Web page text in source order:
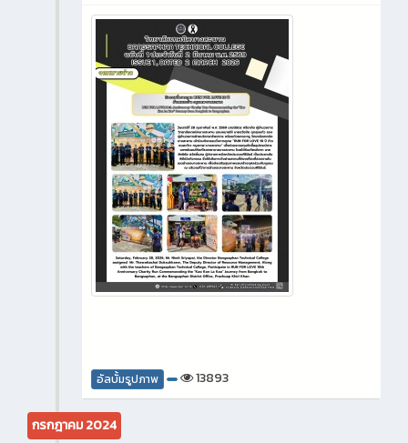
อัลบั้มรูปภาพ 13893
กรกฎาคม 2024